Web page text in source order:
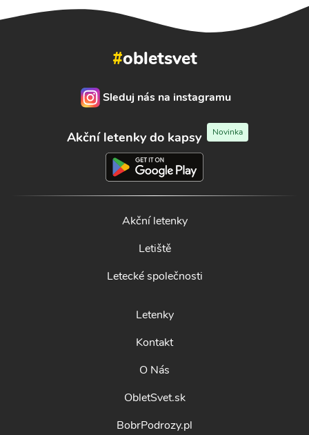
#obletsvet
Sleduj nás na instagramu
Akční letenky do kapsy Novinka
Akční letenky
Letiště
Letecké společnosti
Letenky
Kontakt
O Nás
ObletSvet.sk
BobrPodrozy.pl